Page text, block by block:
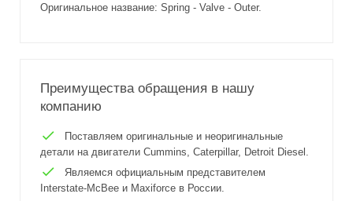
Оригинальное название: Spring - Valve - Outer.
Преимущества обращения в нашу
компанию
Поставляем оригинальные и неоригинальные
детали на двигатели Cummins, Caterpillar, Detroit Diesel.
Являемся официальным представителем
Interstate-McBee и Maxiforce в России.